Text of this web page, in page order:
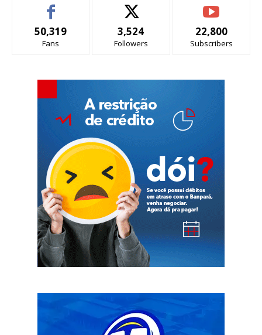
50,319
Fans
3,524
Followers
22,800
Subscribers